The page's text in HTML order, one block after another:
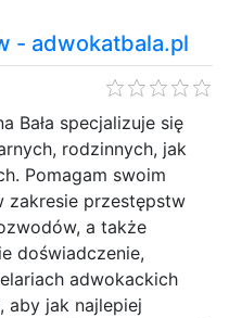
- adwokatbala.pl
Bała specjalizuje się
rodzinnych, jak
Pomagam swoim
zakresie przestępstw
a także
doświadczenie,
adwokackich
aby jak najlepiej